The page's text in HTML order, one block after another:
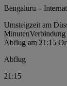
Bengaluru –
Umsteigzeit am
Minuten
Abflug am 21:15
Abflug
21:15